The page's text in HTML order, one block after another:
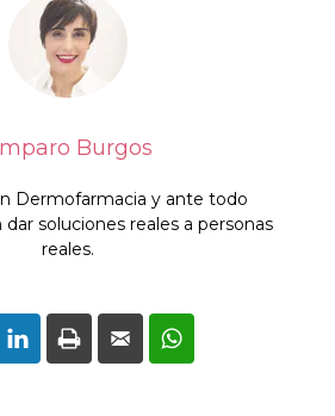
Burgos
Dermofarmacia y ante todo
soluciones reales a personas
reales.